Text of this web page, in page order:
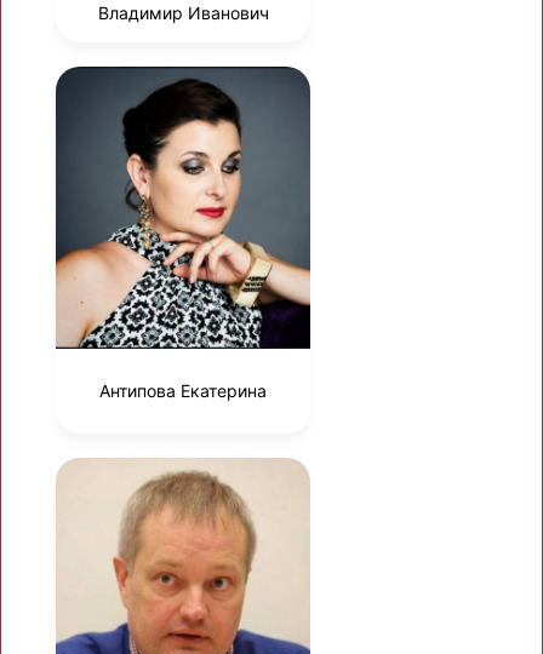
Владимир Иванович
Антипова Екатерина